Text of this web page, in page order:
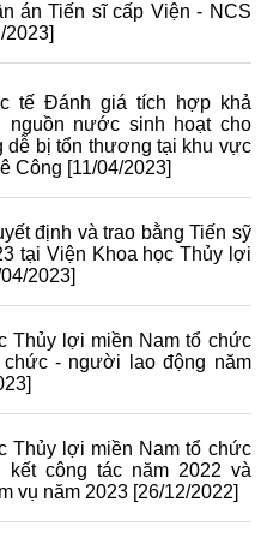
án Tiến sĩ cấp Viện - NCS
2023]
tế Đánh giá tích hợp khả
nguồn nước sinh hoạt cho
dễ bị tổn thương tại khu vực
Công [11/04/2023]
định và trao bằng Tiến sỹ
tại Viện Khoa học Thủy lợi
2023]
Thủy lợi miền Nam tổ chức
chức - người lao động năm
Thủy lợi miền Nam tổ chức
kết công tác năm 2022 và
vụ năm 2023 [26/12/2022]